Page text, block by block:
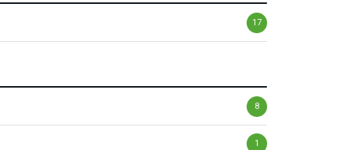
17
8
1